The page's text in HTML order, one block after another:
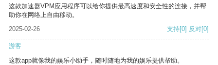
这款加速器VPM应用程序可以给你提供最高速度和安全性的连接，并帮
助你在网络上自由移动。
2025-02-26
支持[0] 反对[0]
游客
这款app就像我的娱乐小助手，随时随地为我的娱乐提供帮助。